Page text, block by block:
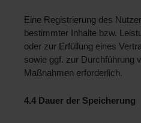
Eine Registrierung des
bestimmter Inhalte bzw.
oder zur Erfüllung eines
sowie ggf. zur Durchführung
Maßnahmen erforderlich.
4.4 Dauer der Speicherung